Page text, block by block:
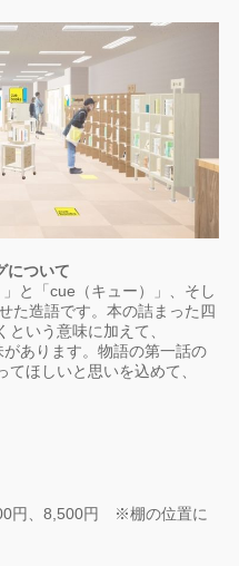
ついて
と「cue（キュー）」、そし
た造語です。本の詰まった四
いう意味に加えて、
があります。物語の第一話の
ほしいと思いを込めて、
円、8,500円 ※棚の位置に